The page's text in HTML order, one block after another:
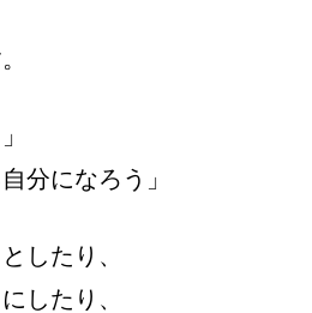
分になろう」
したり、
したり、